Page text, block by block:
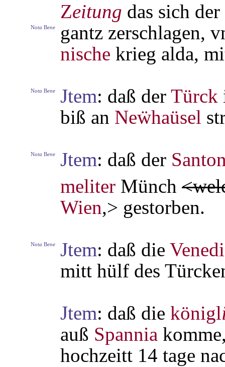
Zeitung das sich
Nota Bene
gantz zerschlagen,
nische krieg alda,
Nota Bene Jtem: daß der Türck
biß an Neẅhaüsel
Nota Bene Jtem: daß der
meliter Münch
Wien,> gestorben.
Nota Bene Jtem: daß die
mitt hülf des
Jtem: daß die königl
auß Spannia
hochzeitt 14 tage